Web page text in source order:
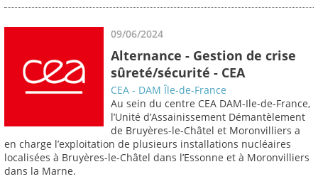
09/06/2024
Alternance - Gestion de crise
sûreté/sécurité - CEA
CEA - DAM Île-de-France
Au sein du centre CEA DAM-Ile-de-France,
l’Unité d’Assainissement Démantèlement
de Bruyères-le-Châtel et Moronvilliers a
en charge l’exploitation de plusieurs installations nucléaires
localisées à Bruyères-le-Châtel dans l’Essonne et à Moronvilliers
dans la Marne.